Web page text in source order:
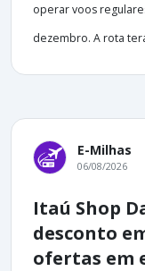
operar voos
dezembro. A rota
E-Milhas
06/08/2026
Itaú Shop
desconto
ofertas em